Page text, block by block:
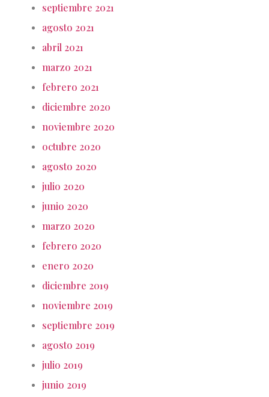
septiembre 2021
agosto 2021
abril 2021
marzo 2021
febrero 2021
diciembre 2020
noviembre 2020
octubre 2020
agosto 2020
julio 2020
junio 2020
marzo 2020
febrero 2020
enero 2020
diciembre 2019
noviembre 2019
septiembre 2019
agosto 2019
julio 2019
junio 2019